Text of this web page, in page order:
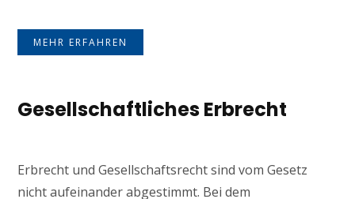
MEHR ERFAHREN
Gesellschaftliches Erbrecht
Erbrecht und Gesellschaftsrecht sind vom Gesetz
nicht aufeinander abgestimmt. Bei dem